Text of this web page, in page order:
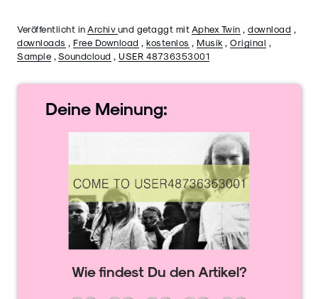
Veröffentlicht in Archiv und getaggt mit Aphex Twin , download ,
downloads , Free Download , kostenlos , Musik , Original ,
Sample , Soundcloud , USER 48736353001
Deine Meinung:
Wie findest Du den Artikel?